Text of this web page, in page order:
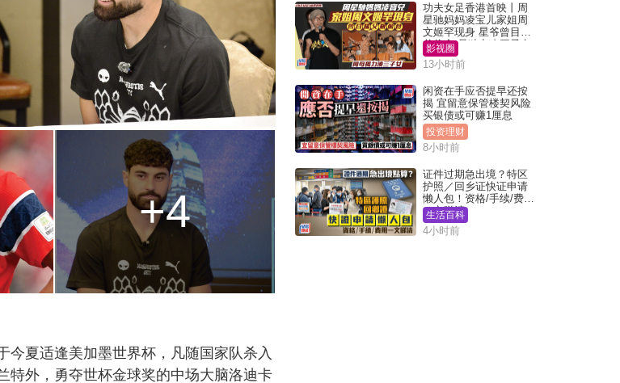
+4
今夏适逢美加墨世界杯，凡随国家队杀入
特外，勇夺世杯金球奖的中场大脑洛迪卡
功夫女足香港首映丨周
星驰妈妈凌宝儿家姐周
文姬罕现身 星爷曾目睹
父偷食 母独力凑三子女
影视圈
13小时前
闲资在手应否提早还按
揭 宜留意保管楼契风险
买银债或可赚1厘息
投资理财
8小时前
证件过期急出境？特区
护照／回乡证快证申请
懒人包！资格/手续/费用
一文睇清
生活百科
4小时前